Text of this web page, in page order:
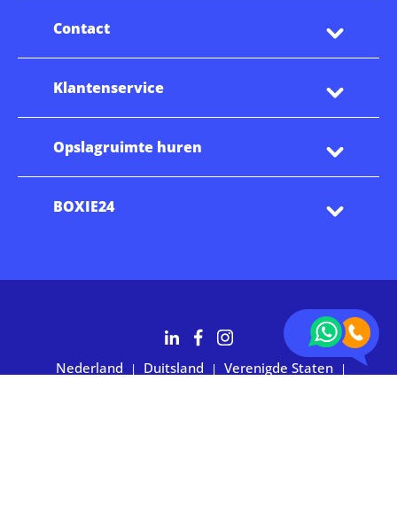
Contact
Klantenservice
Opslagruimte huren
BOXIE24
Nederland | Duitsland | Verenigde Staten |